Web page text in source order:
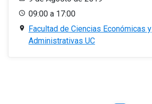
09:00 a 17:00
Facultad de Ciencias Económicas y
Administrativas UC